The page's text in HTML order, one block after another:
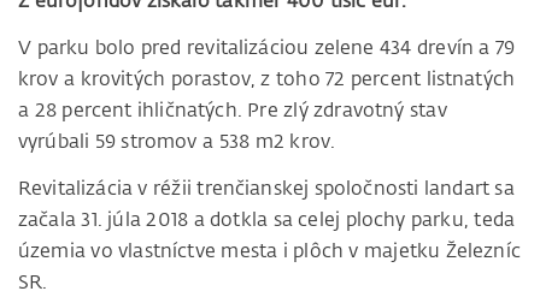
V parku bolo pred revitalizáciou zelene 434 drevín a 79
krov a krovitých porastov, z toho 72 percent listnatých
a 28 percent ihličnatých. Pre zlý zdravotný stav
vyrúbali 59 stromov a 538 m2 krov.
Revitalizácia v réžii trenčianskej spoločnosti landart sa
začala 31. júla 2018 a dotkla sa celej plochy parku, teda
územia vo vlastníctve mesta i plôch v majetku Železníc
SR.